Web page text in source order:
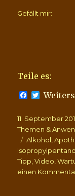
Gefällt mir:
Teile es:
F
e
b
o
o
k
T
t
t
e
r
Veröffentlicht
am
11. September
Themen &
Schlagwörter
Alkohol ,
Tipp ,Video ,
einen